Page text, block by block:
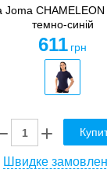
Joma
темно-синій
611 грн
Швидке